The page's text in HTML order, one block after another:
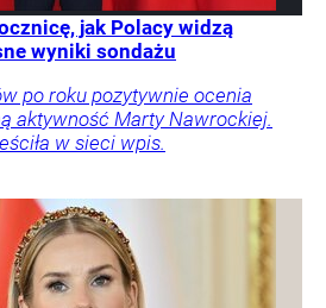
jak Polacy widzą
wyniki sondażu
po roku pozytywnie ocenia
aktywność Marty Nawrockiej.
w sieci wpis.